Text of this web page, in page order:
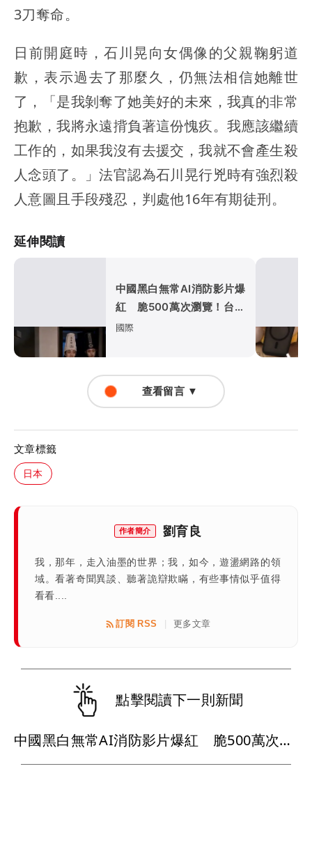
3刀奪命。
日前開庭時，石川晃向女偶像的父親鞠躬道
歉，表示過去了那麼久，仍無法相信她離世
了，「是我剝奪了她美好的未來，我真的非常
抱歉，我將永遠揹負著這份愧疚。我應該繼續
工作的，如果我沒有去援交，我就不會產生殺
人念頭了。」法官認為石川晃行兇時有強烈殺
人意圖且手段殘忍，判處他16年有期徒刑。
延伸閱讀
中國黑白無常AI消防影片爆
紅 脆500萬次瀏覽！台消
防員也誇實用
國際
查看留言 ▼
文章標籤
日本
作者簡介 劉育良
我，那年，走入油墨的世界；我，如今，遊盪網路的領
域。看著奇聞異談、聽著詭辯欺瞞，有些事情似乎值得
看看....
訂閱 RSS 更多文章
點擊閱讀下一則新聞
中國黑白無常AI消防影片爆紅 脆500萬次瀏覽！台消防員也誇實用